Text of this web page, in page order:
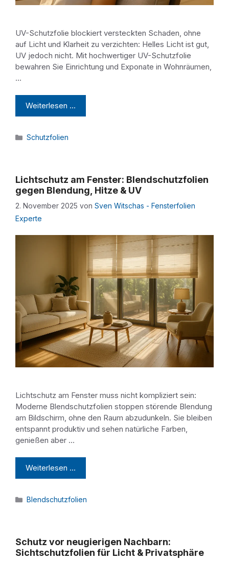
UV-Schutzfolie blockiert versteckten Schaden, ohne
auf Licht und Klarheit zu verzichten: Helles Licht ist gut,
UV jedoch nicht. Mit hochwertiger UV-Schutzfolie
bewahren Sie Einrichtung und Exponate in Wohnräumen,
…
Weiterlesen …
Kategorien
Schutzfolien
Lichtschutz am Fenster: Blendschutzfolien
gegen Blendung, Hitze & UV
2. November 2025 von Sven Witschas - Fensterfolien
Experte
Lichtschutz am Fenster muss nicht kompliziert sein:
Moderne Blendschutzfolien stoppen störende Blendung
am Bildschirm, ohne den Raum abzudunkeln. Sie bleiben
entspannt produktiv und sehen natürliche Farben,
genießen aber …
Weiterlesen …
Kategorien
Blendschutzfolien
Schutz vor neugierigen Nachbarn:
Sichtschutzfolien für Licht & Privatsphäre